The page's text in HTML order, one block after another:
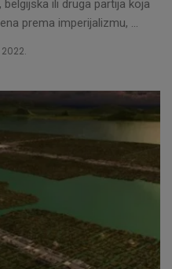
ili druga partija koja
prema imperijalizmu, ...